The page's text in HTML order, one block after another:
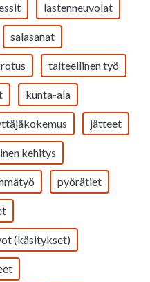
lastenneuvolat
salasanat
taiteellinen työ
kunta-ala
jätteet
kehitys
pyörätiet
(käsitykset)